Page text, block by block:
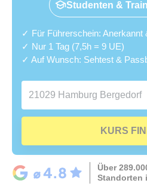
Studenten &
✓ Für Führerschein: Anerkannt
✓ Nur 1 Tag (7,5h = 9 UE)
✓ Auf Wunsch: Sehtest &
KURS
Über
Standorten